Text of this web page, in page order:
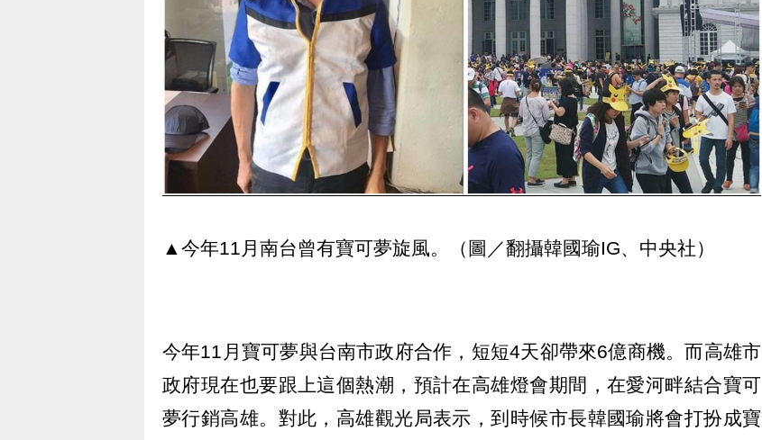
▲今年11月南台曾有寶可夢旋風。（圖／翻攝韓國瑜IG、中央社）
今年11月寶可夢與台南市政府合作，短短4天卻帶來6億商機。而高雄市
政府現在也要跟上這個熱潮，預計在高雄燈會期間，在愛河畔結合寶可
夢行銷高雄。對此，高雄觀光局表示，到時候市長韓國瑜將會打扮成寶